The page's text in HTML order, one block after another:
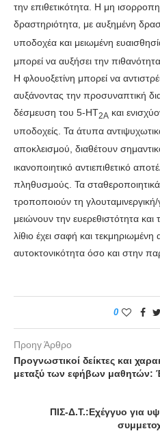
την επιθετικότητα. Η μη
δραστηριότητα, με αυξημένη
υποδοχέα και μειωμένη
μπορεί να αυξήσει την
Η φλουοξετίνη μπορεί να
αυξάνοντας την προσυναπτική
δέσμευση του 5-HT2A και
υποδοχείς. Τα άτυπα
αποκλεισμού, διαθέτουν
ικανοποιητικό αντιεπιθετικό
πληθυσμούς. Τα
τροποποιούν τη
μειώνουν την ευερεθιστότητα
λίθιο έχει σαφή και
αυτοκτονικότητα όσο και στην
0
Προηγ Άρθρο
Προγνωστικοί δείκτες και
μεταξύ των εφήβων μαθητών:
ΠΙΣ-Δ.Τ.:Εχέγγυο για